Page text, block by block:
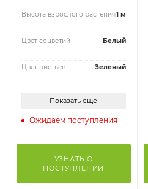
Высота взрослого растения1 м
Цвет соцветий Белый
Цвет листьев Зеленый
Показать еще
Ожидаем поступления
УЗНАТЬ О
ПОСТУПЛЕНИИ